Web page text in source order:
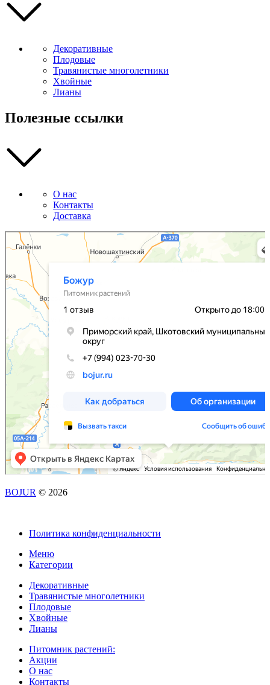
Декоративные
Плодовые
Травянистые многолетники
Хвойные
Лианы
Полезные ссылки
О нас
Контакты
Доставка
Божур
Питомник растений в Приморском крае
BOJUR © 2026
Политика конфиденциальности
Меню
Категории
Декоративные
Травянистые многолетники
Плодовые
Хвойные
Лианы
Питомник растений:
Акции
О нас
Контакты